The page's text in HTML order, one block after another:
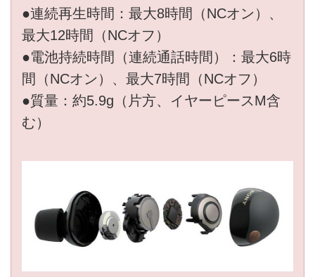
●連続再生時間：最大8時間（NCオン）、
最大12時間（NCオフ）
●電池持続時間（連続通話時間）：最大6時
間（NCオン）、最大7時間（NCオフ）
●質量：約5.9g（片方、イヤーピースM含
む）